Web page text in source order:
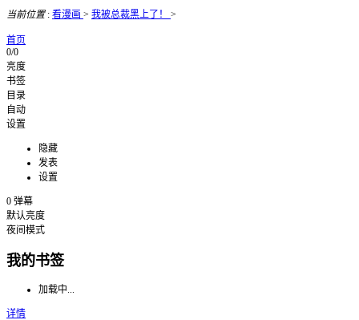
当前位置: 看漫画 > 我被总裁黑上了！ >
首页
0/0
亮度
书签
目录
自动
设置
隐藏
发表
设置
0 弹幕
默认亮度
夜间模式
我的书签
加载中...
详情